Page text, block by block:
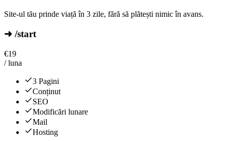
Site-ul tău prinde viață în 3 zile, fără să plătești nimic în avans.
➜ /start
€19
/ luna
3 Pagini
Conținut
SEO
Modificări lunare
Mail
Hosting